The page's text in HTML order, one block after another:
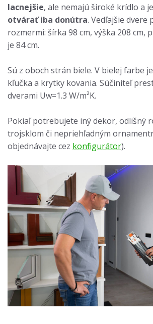
lacnejšie, ale nemajú široké krídlo a
otvárať iba donútra. Vedľajšie dvere
rozmermi: šírka 98 cm, výška 208 cm,
je 84 cm.
Sú z oboch strán biele. V bielej farbe
kľučka a krytky kovania. Súčiniteľ
dverami Uw=1.3 W/m²K.
Pokiaľ potrebujete iný dekor, odlišný
trojsklom či nepriehľadným
objednávajte cez konfigurátor).